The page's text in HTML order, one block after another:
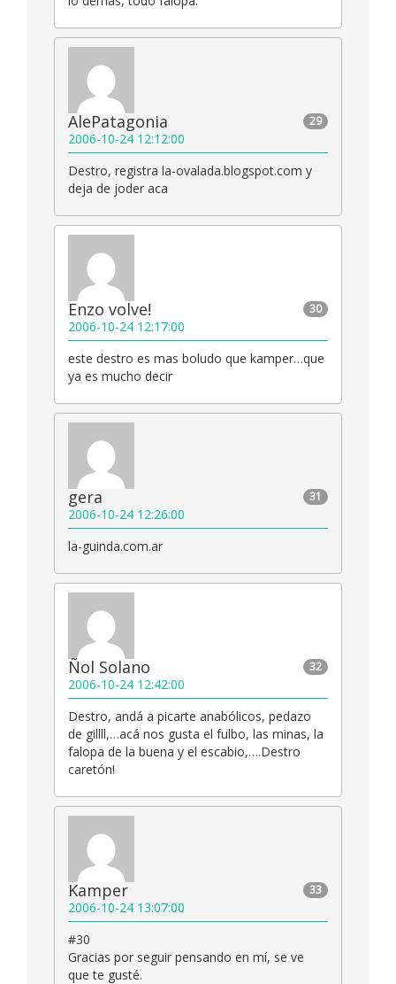
29
AlePatagonia
2006-10-24 12:12:00
Destro, registra la-ovalada.blogspot.com y
deja de joder aca
30
Enzo volve!
2006-10-24 12:17:00
este destro es mas boludo que kamper…que
ya es mucho decir
31
gera
2006-10-24 12:26:00
la-guinda.com.ar
32
Ñol Solano
2006-10-24 12:42:00
Destro, andá a picarte anabólicos, pedazo
de gillll,…acá nos gusta el fulbo, las minas, la
falopa de la buena y el escabio,….Destro
caretón!
33
Kamper
2006-10-24 13:07:00
#30
Gracias por seguir pensando en mí, se ve
que te gusté.